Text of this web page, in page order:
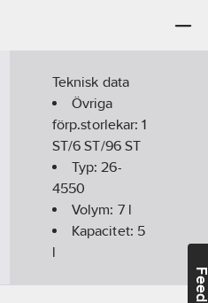
Teknisk data
Övriga
förp.storlekar:1
ST/6 ST/96 ST
Typ:26-
4550
Volym: 7l
Kapacitet: 5
l